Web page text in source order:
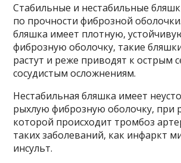
Стабильные и нестабильные
по прочности фиброзной
бляшка имеет плотную,
фиброзную оболочку, такие
растут и реже приводят к острым
сосудистым осложнениям.
Нестабильная бляшка имеет
рыхлую фиброзную оболочку, при
которой происходит тромбоз
таких заболеваний, как инфаркт
инсульт.